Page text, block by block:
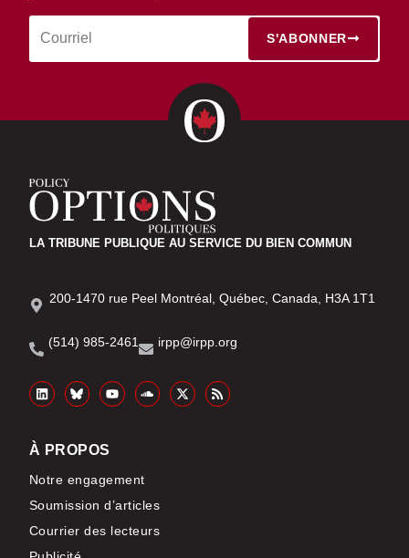
S'ABONNER
LA TRIBUNE PUBLIQUE AU SERVICE DU BIEN COMMUN
200-1470 rue Peel Montréal, Québec, Canada, H3A 1T1
(514) 985-2461 irpp@irpp.org
À PROPOS
Notre engagement
Soumission d’articles
Courrier des lecteurs